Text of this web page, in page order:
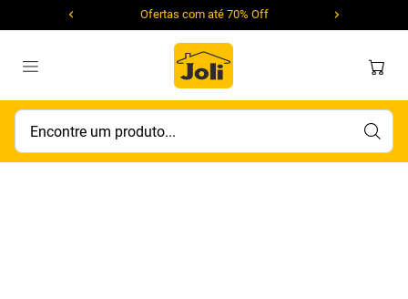
Ofertas com até 70% Off
Encontre um produto...